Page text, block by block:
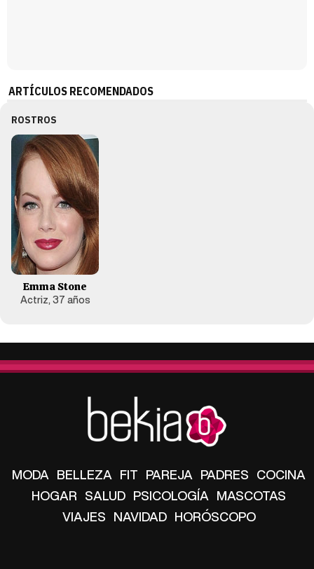
ARTÍCULOS RECOMENDADOS
ROSTROS
Emma Stone
Actriz, 37 años
MODA BELLEZA FIT PAREJA PADRES COCINA
HOGAR SALUD PSICOLOGÍA MASCOTAS
VIAJES NAVIDAD HORÓSCOPO